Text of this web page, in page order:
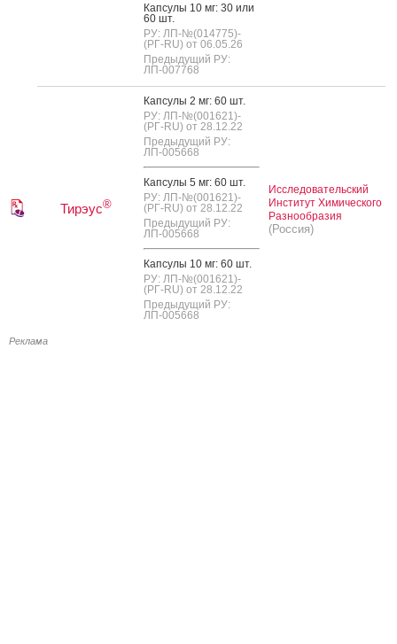
Кап­су­лы 10 мг: 30 или
60 шт.
РУ: ЛП-№(014775)-
(РГ-RU) от 06.05.26
Предыдущий РУ:
ЛП-007768
Тирэус®
Кап­су­лы 2 мг: 60 шт.
РУ: ЛП-№(001621)-
(РГ-RU) от 28.12.22
Предыдущий РУ:
ЛП-005668
Кап­су­лы 5 мг: 60 шт.
РУ: ЛП-№(001621)-
(РГ-RU) от 28.12.22
Предыдущий РУ:
ЛП-005668
Кап­су­лы 10 мг: 60 шт.
РУ: ЛП-№(001621)-
(РГ-RU) от 28.12.22
Предыдущий РУ:
ЛП-005668
Исследовательский
Институт Химического
Разнообразия
(Россия)
Реклама